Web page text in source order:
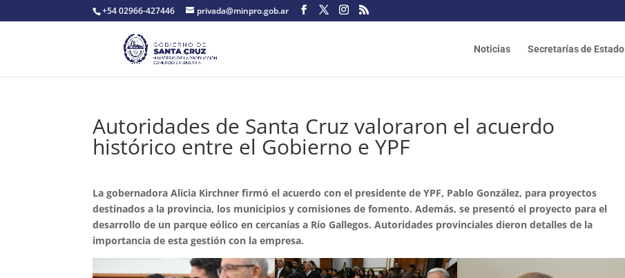
+54 02966-427446 privada@minpro.gob.ar
Noticias Secretarías de Estado
Autoridades de Santa Cruz valoraron el acuerdo
histórico entre el Gobierno e YPF
La gobernadora Alicia Kirchner firmó el acuerdo con el presidente de YPF, Pablo González, para proyectos
destinados a la provincia, los municipios y comisiones de fomento. Además, se presentó el proyecto para el
desarrollo de un parque eólico en cercanías a Río Gallegos. Autoridades provinciales dieron detalles de la
importancia de esta gestión con la empresa.